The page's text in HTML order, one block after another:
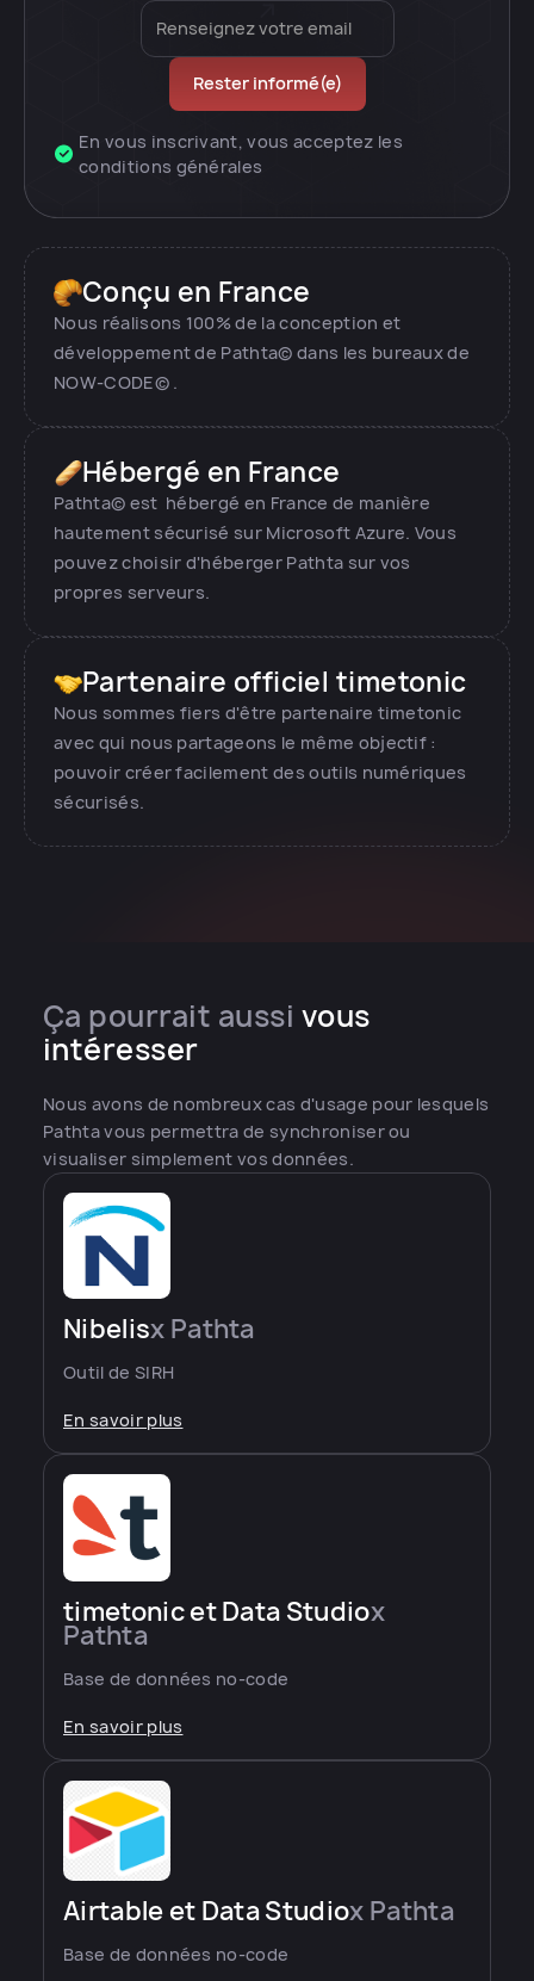
En vous inscrivant, vous acceptez les
conditions générales
Conçu en France
Nous réalisons 100% de la conception et
développement de Pathta© dans les bureaux de
NOW-CODE© .
Hébergé en France
Pathta© est hébergé en France de manière
hautement sécurisé sur Microsoft Azure. Vous
pouvez choisir d'héberger Pathta sur vos
propres serveurs.
Partenaire officiel timetonic
Nous sommes fiers d'être partenaire timetonic
avec qui nous partageons le même objectif :
pouvoir créer facilement des outils numériques
sécurisés.
Ça pourrait aussi vous
intéresser
Nous avons de nombreux cas d'usage pour lesquels
Pathta vous permettra de synchroniser ou
visualiser simplement vos données.
Nibelisx Pathta
Outil de SIRH
En savoir plus
timetonic et Data Studiox
Pathta
Base de données no-code
En savoir plus
Airtable et Data Studiox Pathta
Base de données no-code